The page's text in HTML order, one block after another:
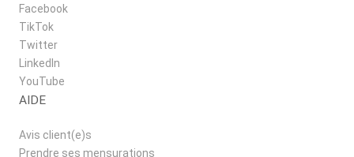
Facebook
TikTok
Twitter
LinkedIn
YouTube
AIDE
Avis client(e)s
Prendre ses mensurations